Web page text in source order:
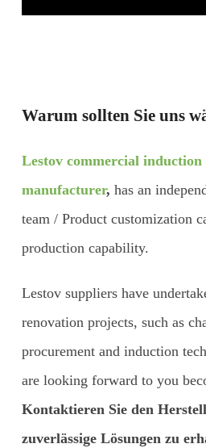
Warum sollten Sie uns
Lestov commercial induction
manufacturer, has an
team / Product customization
production capability.
Lestov suppliers have
renovation projects, such as
procurement and induction
are looking forward to you
Kontaktieren Sie den
zuverlässige Lösungen zu